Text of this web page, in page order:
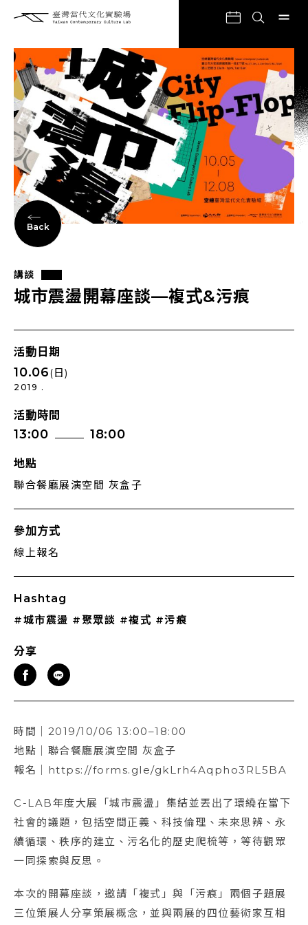
Back
講談
城市震盪開幕座談—複式&污痕
活動日期
10.06(日)
2019 .
活動時間
13:00 18:00
地點
聯合餐廳展演空間 灰盒子
參加方式
線上報名
Hashtag
#城市震盪 #聚眾談 #複式 #污痕
分享
時間｜2019/10/06 13:00–18:00
地點｜聯合餐廳展演空間 灰盒子
報名｜https://forms.gle/gkLrh4Aqpho3RL5BA
C-LAB年度大展「城市震盪」集結並丟出了環繞在當下
社會的議題，包括空間正義、科技倫理、未來思辨、永
續循環、秩序的建立、污名化的歷史爬梳等，等待觀眾
一同探索與反思。
本次的開幕座談，邀請「複式」與「污痕」兩個子題展
三位策展人分享策展概念，並與兩展的四位藝術家互相